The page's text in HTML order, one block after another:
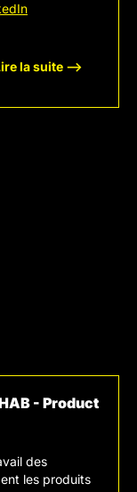
la suite -->
- Product
des
les produits